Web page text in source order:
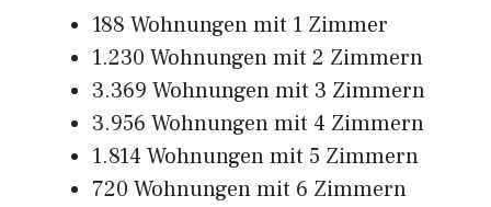
188 Wohnungen mit 1 Zimmer
1.230 Wohnungen mit 2 Zimmern
3.369 Wohnungen mit 3 Zimmern
3.956 Wohnungen mit 4 Zimmern
1.814 Wohnungen mit 5 Zimmern
720 Wohnungen mit 6 Zimmern